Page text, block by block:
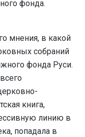
фонда.
мнения, в какой
собраний
фонда Руси.
книга,
линию в
попадала в